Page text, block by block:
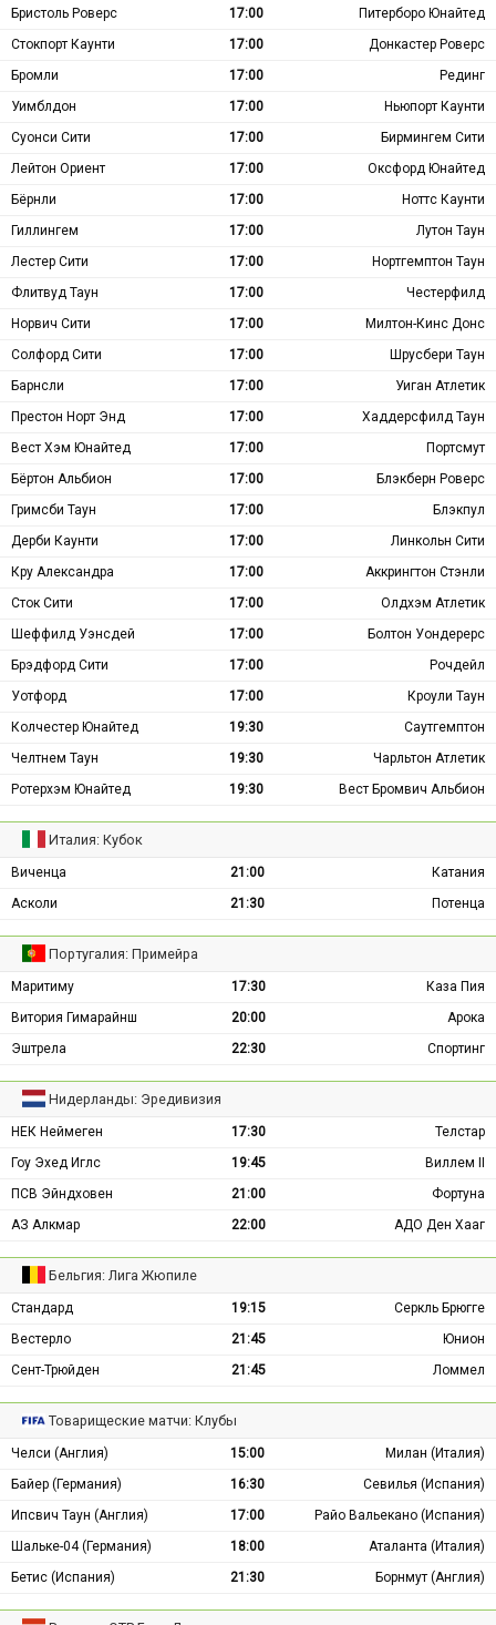
Бристоль Роверс
17:00
Питерборо Юнайтед
Стокпорт Каунти
17:00
Донкастер Роверс
Бромли
17:00
Рединг
Уимблдон
17:00
Ньюпорт Каунти
Суонси Сити
17:00
Бирмингем Сити
Лейтон Ориент
17:00
Оксфорд Юнайтед
Бёрнли
17:00
Ноттс Каунти
Гиллингем
17:00
Лутон Таун
Лестер Сити
17:00
Нортгемптон Таун
Флитвуд Таун
17:00
Честерфилд
Норвич Сити
17:00
Милтон-Кинс Донс
Солфорд Сити
17:00
Шрусбери Таун
Барнсли
17:00
Уиган Атлетик
Престон Норт Энд
17:00
Хаддерсфилд Таун
Вест Хэм Юнайтед
17:00
Портсмут
Бёртон Альбион
17:00
Блэкберн Роверс
Гримсби Таун
17:00
Блэкпул
Дерби Каунти
17:00
Линкольн Сити
Кру Александра
17:00
Аккрингтон Стэнли
Сток Сити
17:00
Олдхэм Атлетик
Шеффилд Уэнсдей
17:00
Болтон Уондерерс
Брэдфорд Сити
17:00
Рочдейл
Уотфорд
17:00
Кроули Таун
Колчестер Юнайтед
19:30
Саутгемптон
Челтнем Таун
19:30
Чарльтон Атлетик
Ротерхэм Юнайтед
19:30 Вест Бромвич Альбион
Италия: Кубок
Виченца 21:00
Катания
Асколи
21:30 Потенца
Португалия: Примейра
Маритиму 17:30
Каза Пия
Витория Гимарайнш
20:00
Арока
Эштрела
22:30 Спортинг
Нидерланды: Эредивизия
НЕК Неймеген 17:30
Телстар
Гоу Эхед Иглс
19:45
Виллем II
ПСВ Эйндховен
21:00
Фортуна
АЗ Алкмар
22:00 АДО Ден Хааг
Бельгия: Лига Жюпиле
Стандард 19:15
Серкль Брюгге
Вестерло
21:45
Юнион
Сент-Трюйден
21:45 Ломмел
Товарищеские матчи: Клубы
Челси (Англия) 15:00
Милан (Италия)
Байер (Германия)
16:30
Севилья (Испания)
Ипсвич Таун (Англия)
17:00
Райо Вальекано (Испания)
Шальке-04 (Германия)
18:00
Аталанта (Италия)
Бетис (Испания)
21:30 Борнмут (Англия)